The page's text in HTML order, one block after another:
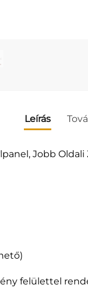
Leírás
Jobb
felülettel